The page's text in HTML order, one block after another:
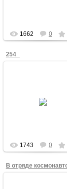
1662 0
254_
1743 0